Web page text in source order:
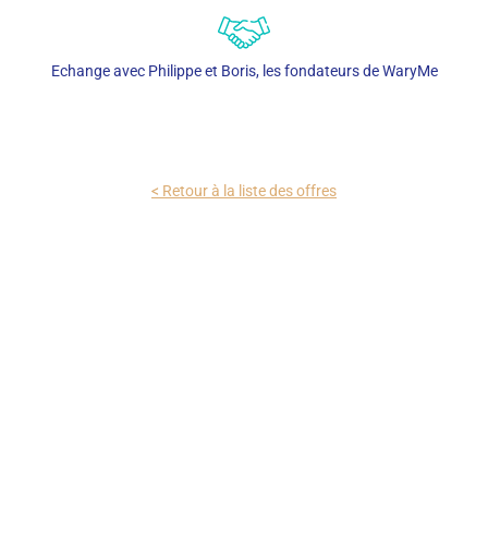
Echange avec Philippe et Boris, les fondateurs de WaryMe
< Retour à la liste des offres